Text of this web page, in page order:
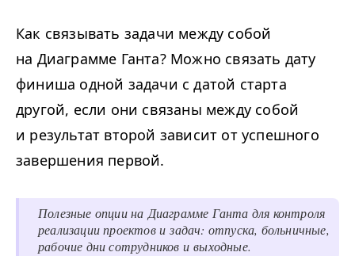
Как связывать задачи между собой
на Диаграмме Ганта? Можно связать дату
финиша одной задачи с датой старта
другой, если они связаны между собой
и результат второй зависит от успешного
завершения первой.
Полезные опции на Диаграмме Ганта для контроля
реализации проектов и задач: отпуска, больничные,
рабочие дни сотрудников и выходные.